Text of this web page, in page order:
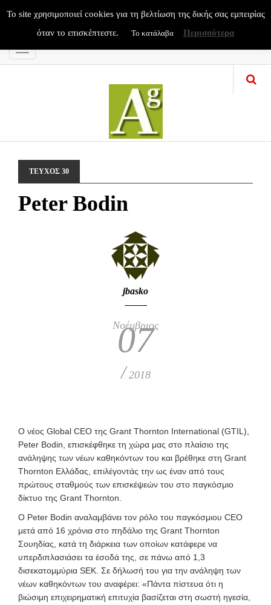
Menu
ΤΕΥΧΟΣ 30
Peter Bodin
jbasko
Νοέμβριος
07
/ 2018
Ο νέος Global CEO της Grant Thornton International (GTIL),
Peter Bodin, επισκέφθηκε τη χώρα μας στο πλαίσιο της
ανάληψης των νέων καθηκόντων του και βρέθηκε στη Grant
Thornton Ελλάδας, επιλέγοντάς την ως έναν από τους
πρώτους σταθμούς των επισκέψεών του στο παγκόσμιο
δίκτυο της Grant Thornton.
Ο Peter Bodin αναλαμβάνει τον ρόλο του παγκόσμιου CEO
μετά από 16 χρόνια στο πηδάλιο της Grant Thornton
Σουηδίας, κατά τη διάρκεια των οποίων κατάφερε να
υπερδιπλασιάσει τα έσοδά της, σε πάνω από 1,3
δισεκατομμύρια SEK. Σε δήλωσή του για την ανάληψη των
νέων καθηκόντων του αναφέρει: «Πάντα πίστευα ότι η
βιώσιμη επιχειρηματική επιτυχία βασίζεται στη σωστή ηγεσία,
To site χρησιμοποιεί cookies για τη βελτίωση της δικής σας εμπειρίας
όταν το επισκέπτεστε.
Το κατάλαβα Περισσότερα